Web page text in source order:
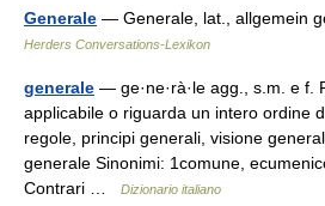
Generale — Generale, lat., allgemein
Herders Conversations-Lexikon
generale — ge·ne·rà·le agg., s.m. e f.
applicabile o riguarda un intero ordine
regole, principi generali, visione
generale Sinonimi: 1comune,
Contrari …
Dizionario italiano